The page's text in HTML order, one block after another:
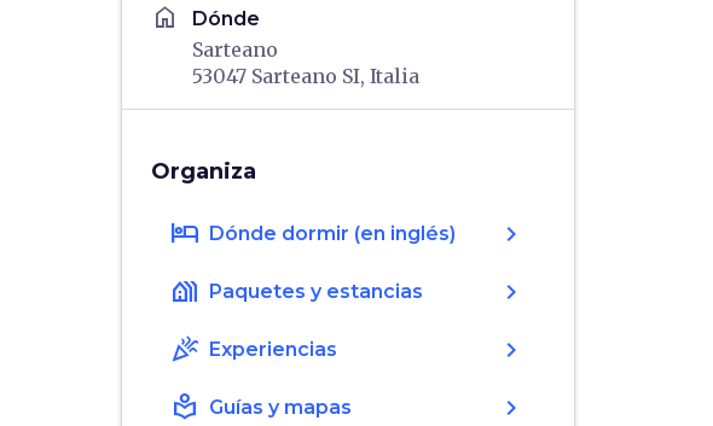
home Dónde
Sarteano
53047 Sarteano SI, Italia
Organiza
hotel Dónde dormir (en inglés) chevron_right
holiday_village Paquetes y estancias chevron_right
celebration Experiencias chevron_right
local_library Guías y mapas chevron_right